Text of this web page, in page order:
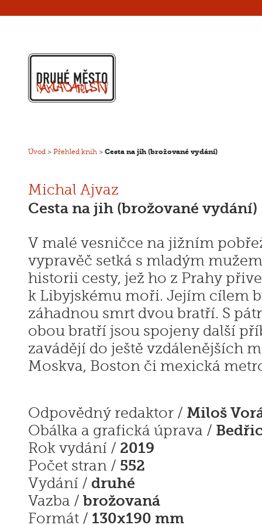
Úvod > Přehled knih > Cesta na jih (brožované vydání)
Michal Ajvaz
Cesta na jih (brožované vydání)
V malé vesničce na jižním
vypravěč setká s mladým
historii cesty, jež ho z Prahy
k Libyjskému moři. Jejím cílem
záhadnou smrt dvou bratří. S
obou bratří jsou spojeny další
zavádějí do ještě vzdálenějších
Moskva, Boston či mexická
Odpovědný redaktor / Miloš
Obálka a grafická úprava /
Rok vydání / 2019
Počet stran / 552
Vydání / druhé
Vazba / brožovaná
Formát / 130x190 mm